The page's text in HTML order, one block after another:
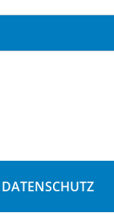
DATENSCHUTZ